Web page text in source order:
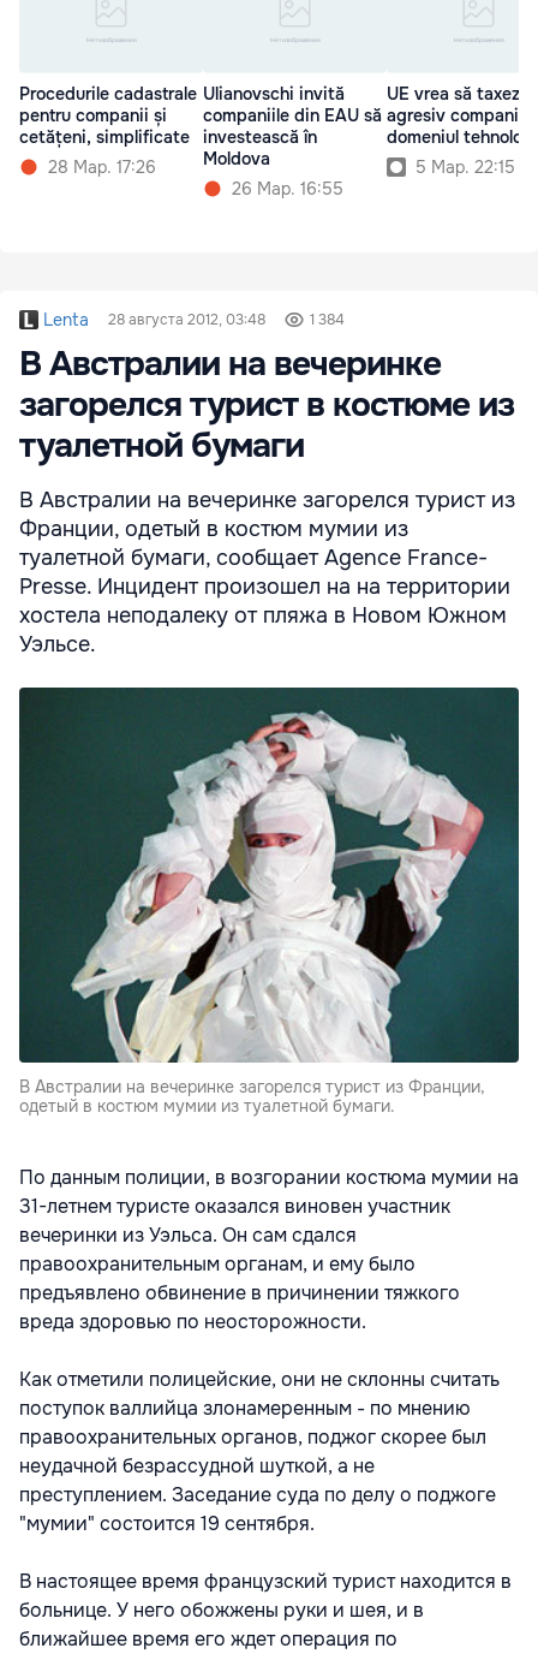
Procedurile cadastrale
pentru companii și
cetățeni, simplificate
28 Мар. 17:26
Ulianovschi invită
companiile din EAU să
investească în
Moldova
26 Мар. 16:55
UE vrea să taxeze
agresiv
domeniul
5 Мар. 22:15
Lenta 28 августа 2012, 03:48 1 384
В Австралии на вечеринке
загорелся турист в костюме из
туалетной бумаги
В Австралии на вечеринке загорелся турист из
Франции, одетый в костюм мумии из
туалетной бумаги, сообщает Agence France-
Presse. Инцидент произошел на на территории
хостела неподалеку от пляжа в Новом Южном
Уэльсе.
В Австралии на вечеринке загорелся турист из Франции,
одетый в костюм мумии из туалетной бумаги.
По данным полиции, в возгорании костюма мумии на
31-летнем туристе оказался виновен участник
вечеринки из Уэльса. Он сам сдался
правоохранительным органам, и ему было
предъявлено обвинение в причинении тяжкого
вреда здоровью по неосторожности.
Как отметили полицейские, они не склонны считать
поступок валлийца злонамеренным - по мнению
правоохранительных органов, поджог скорее был
неудачной безрассудной шуткой, а не
преступлением. Заседание суда по делу о поджоге
"мумии" состоится 19 сентября.
В настоящее время французский турист находится в
больнице. У него обожжены руки и шея, и в
ближайшее время его ждет операция по